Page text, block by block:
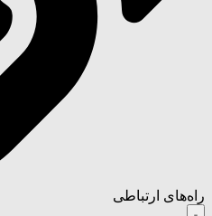
راه‌های ارتباطی